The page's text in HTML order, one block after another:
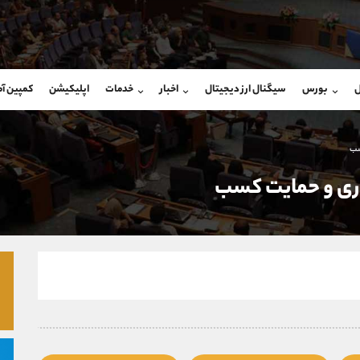
بورس سیگنال ارز دیجیتال اخبار خدمات اپلیکیشن کمپین
و حمايت كسب
شروع گفتگو
@Armteam_admin_103
103
شروع
داخلی